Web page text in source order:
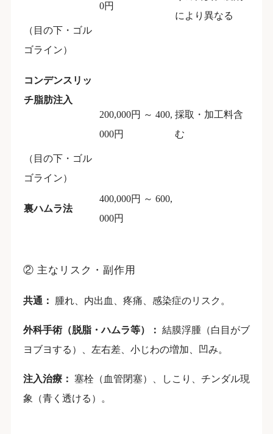
（目の下・ゴル
ゴライン）
0円
により異なる
コンデンスリッ
チ脂肪注入
（目の下・ゴル
ゴライン）
200,000円 ～ 400,
000円
採取・加工料含
む
裏ハムラ法
400,000円 ～ 600,
000円
② 主なリスク・副作用
共通： 腫れ、内出血、疼痛、感染症のリスク。
外科手術（脱脂・ハムラ等）： 結膜浮腫（白目がブ
ヨブヨする）、左右差、小じわの増加、凹み。
注入治療： 塞栓（血管閉塞）、しこり、チンダル現
象（青く透ける）。